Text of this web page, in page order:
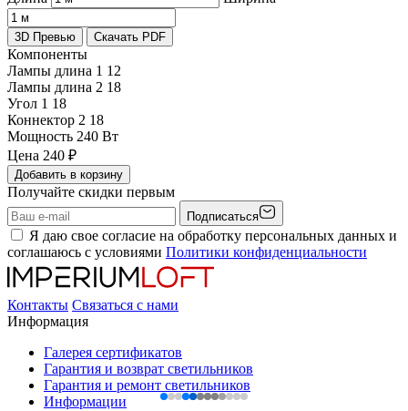
3D Превью Скачать PDF
Компоненты
Лампы длина 1 12
Лампы длина 2 18
Угол 1 18
Коннектор 2 18
Мощность 240 Вт
Цена 240 ₽
Добавить в корзину
Получайте скидки первым
Подписаться
Я даю свое согласие на обработку персональных данных и
соглашаюсь с условиями Политики конфиденциальности
Контакты Связаться с нами
Информация
Галерея сертификатов
Гарантия и возврат светильников
Гарантия и ремонт светильников
Информации